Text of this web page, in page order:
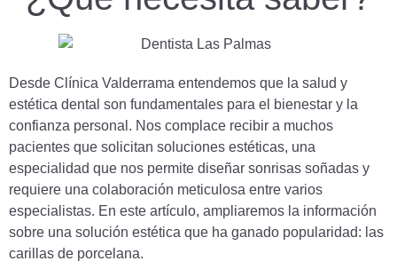
Desde Clínica Valderrama entendemos que la salud y
estética dental son fundamentales para el bienestar y la
confianza personal. Nos complace recibir a muchos
pacientes que solicitan soluciones estéticas, una
especialidad que nos permite diseñar sonrisas soñadas y
requiere una colaboración meticulosa entre varios
especialistas. En este artículo, ampliaremos la información
sobre una solución estética que ha ganado popularidad: las
carillas de porcelana.